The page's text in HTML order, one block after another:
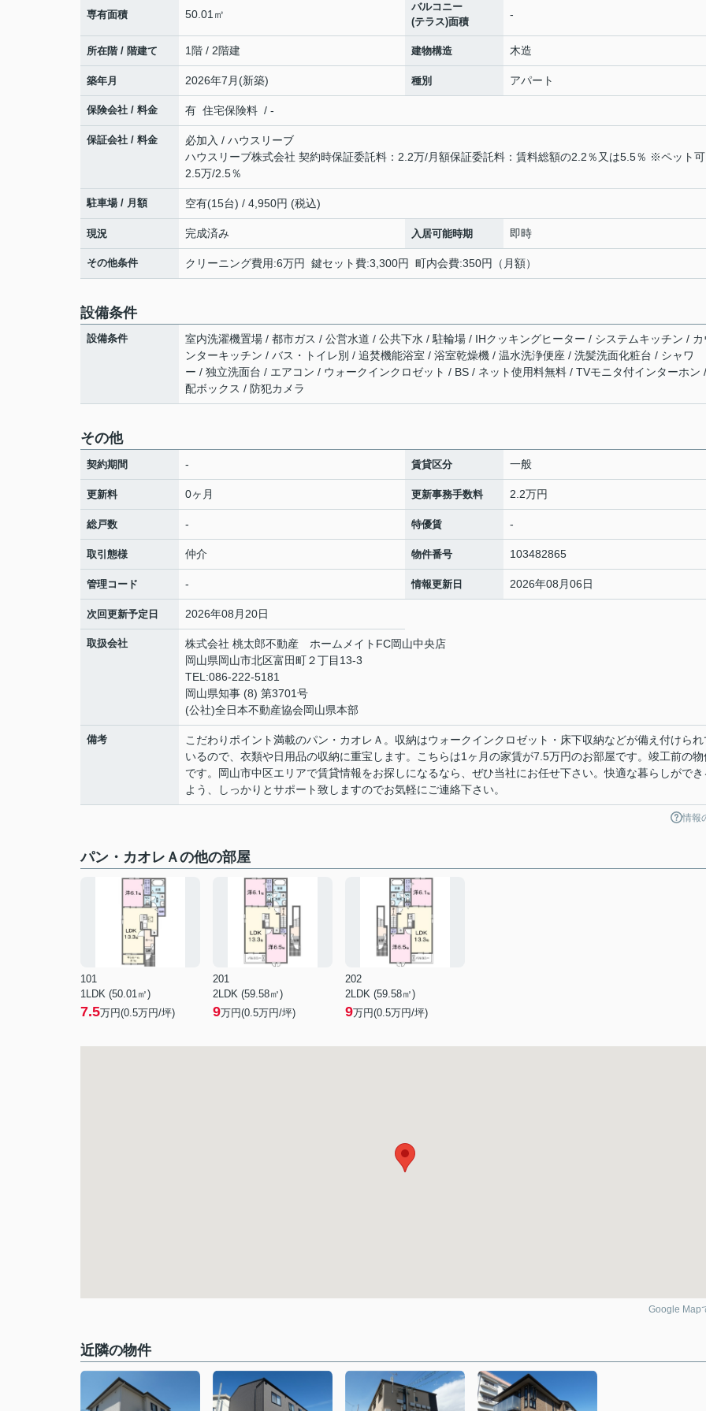
専有面積 50.01㎡
バルコニー
(テラス)面積
-
所在階 / 階建て 1階 / 2階建 建物構造 木造
築年月 2026年7月(新築) 種別 アパート
保険会社 / 料金 有 住宅保険料 / -
保証会社 / 料金
必加入 / ハウスリーブ
ハウスリーブ株式会社 契約時保証委託料：2.2万/月額保証委託料：賃料総額の2.2％又は5.5％ ※ペット
2.5万/2.5％
駐車場 / 月額 空有(15台) / 4,950円 (税込)
現況 完成済み 入居可能時期 即時
その他条件 クリーニング費用:6万円 鍵セット費:3,300円 町内会費:350円（月額）
設備条件
設備条件
室内洗濯機置場 / 都市ガス / 公営水道 / 公共下水 / 駐輪場 / IHクッキングヒーター / システムキッチン / カ
ンターキッチン / バス・トイレ別 / 追焚機能浴室 / 浴室乾燥機 / 温水洗浄便座 / 洗髪洗面化粧台 / シャワ
ー / 独立洗面台 / エアコン / ウォークインクロゼット / BS / ネット使用料無料 / TVモニタ付インターホン
配ボックス / 防犯カメラ
その他
契約期間 - 賃貸区分 一般
更新料 0ヶ月 更新事務手数料 2.2万円
総戸数 - 特優賃 -
取引態様 仲介 物件番号 103482865
管理コード - 情報更新日 2026年08月06日
次回更新予定日 2026年08月20日
取扱会社
株式会社 桃太郎不動産 ホームメイトFC岡山中央店
岡山県岡山市北区富田町２丁目13-3
TEL:086-222-5181
岡山県知事 (8) 第3701号
(公社)全日本不動産協会岡山県本部
備考
こだわりポイント満載のパン・カオレＡ。収納はウォークインクロゼット・床下収納などが備え付けられ
いるので、衣類や日用品の収納に重宝します。こちらは1ヶ月の家賃が7.5万円のお部屋です。竣工前の物
です。岡山市中区エリアで賃貸情報をお探しになるなら、ぜひ当社にお任せ下さい。快適な暮らしができ
よう、しっかりとサポート致しますのでお気軽にご連絡下さい。
情報
パン・カオレＡの他の部屋
101
1LDK (50.01㎡)
7.5万円(0.5万円/坪)
201
2LDK (59.58㎡)
9万円(0.5万円/坪)
202
2LDK (59.58㎡)
9万円(0.5万円/坪)
Google Map
近隣の物件